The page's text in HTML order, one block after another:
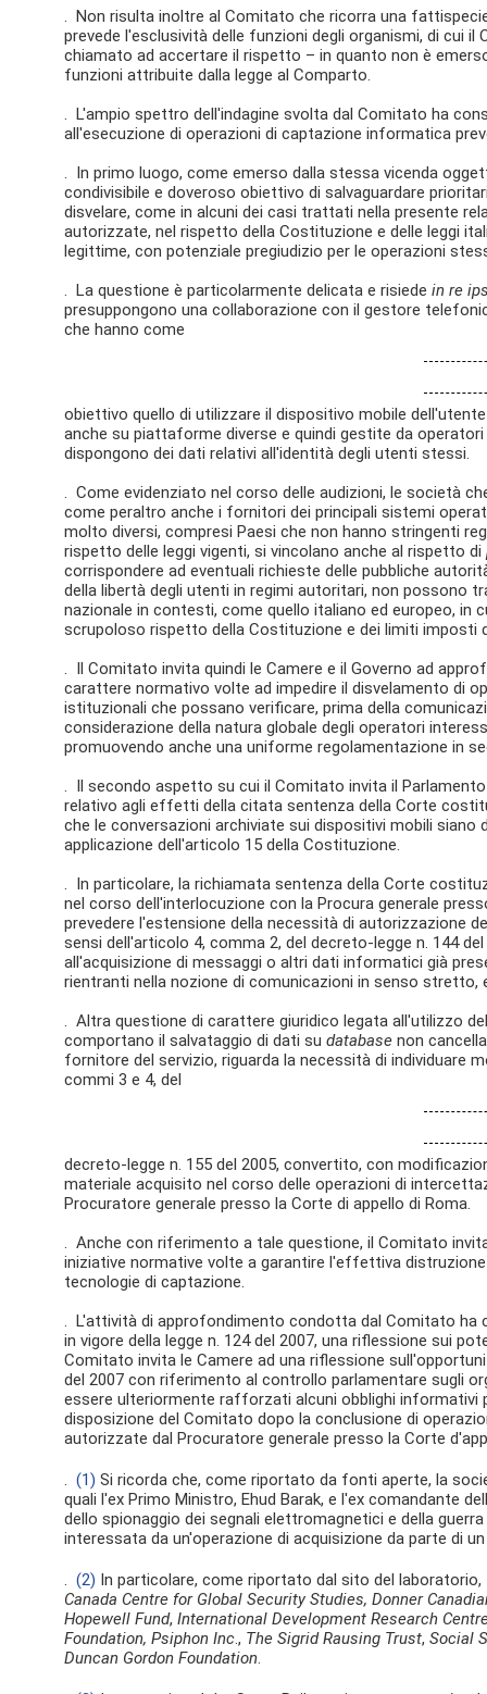
. Non risulta inoltre al Comitato che ricorra una
prevede l'esclusività delle funzioni degli organismi, di cui
chiamato ad accertare il rispetto – in quanto non è
funzioni attribuite dalla legge al Comparto.
. L'ampio spettro dell'indagine svolta dal Comitato ha
all'esecuzione di operazioni di captazione informatica
. In primo luogo, come emerso dalla stessa vicenda
condivisibile e doveroso obiettivo di salvaguardare
disvelare, come in alcuni dei casi trattati nella presente
autorizzate, nel rispetto della Costituzione e delle leggi
legittime, con potenziale pregiudizio per le operazioni
. La questione è particolarmente delicata e risiedein re
presuppongono una collaborazione con il gestore
che hanno come
obiettivo quello di utilizzare il dispositivo mobile
anche su piattaforme diverse e quindi gestite da
dispongono dei dati relativi all'identità degli utenti stessi.
. Come evidenziato nel corso delle audizioni, le società
come peraltro anche i fornitori dei principali sistemi
molto diversi, compresi Paesi che non hanno stringenti
rispetto delle leggi vigenti, si vincolano anche al rispetto di
corrispondere ad eventuali richieste delle pubbliche
della libertà degli utenti in regimi autoritari, non possono
nazionale in contesti, come quello italiano ed europeo,
scrupoloso rispetto della Costituzione e dei limiti imposti
. Il Comitato invita quindi le Camere e il Governo ad
carattere normativo volte ad impedire il disvelamento di
istituzionali che possano verificare, prima della
considerazione della natura globale degli operatori
promuovendo anche una uniforme regolamentazione in
. Il secondo aspetto su cui il Comitato invita il
relativo agli effetti della citata sentenza della Corte
che le conversazioni archiviate sui dispositivi mobili
applicazione dell'articolo 15 della Costituzione.
. In particolare, la richiamata sentenza della Corte
nel corso dell'interlocuzione con la Procura generale
prevedere l'estensione della necessità di autorizzazione
sensi dell'articolo 4, comma 2, del decreto-legge n. 144
all'acquisizione di messaggi o altri dati informatici già
rientranti nella nozione di comunicazioni in senso
. Altra questione di carattere giuridico legata all'utilizzo
comportano il salvataggio di dati sudatabase non
fornitore del servizio, riguarda la necessità di individuare
commi 3 e 4, del
decreto-legge n. 155 del 2005, convertito, con
materiale acquisito nel corso delle operazioni di
Procuratore generale presso la Corte di appello di Roma.
. Anche con riferimento a tale questione, il Comitato
iniziative normative volte a garantire l'effettiva
tecnologie di captazione.
. L'attività di approfondimento condotta dal Comitato ha
in vigore della legge n. 124 del 2007, una riflessione sui
Comitato invita le Camere ad una riflessione
del 2007 con riferimento al controllo parlamentare sugli
essere ulteriormente rafforzati alcuni obblighi informativi
disposizione del Comitato dopo la conclusione di
autorizzate dal Procuratore generale presso la Corte
.(1) Si ricorda che, come riportato da fonti aperte, la
quali l'ex Primo Ministro, Ehud Barak, e l'ex comandante
dello spionaggio dei segnali elettromagnetici e della
interessata da un'operazione di acquisizione da parte di
.(2) In particolare, come riportato dal sito del
Canada Centre for Global Security Studies, Donner
Hopewell Fund,International Development Research
Foundation, Psiphon Inc., The Sigrid Rausing Trust,Social
Duncan Gordon Foundation.